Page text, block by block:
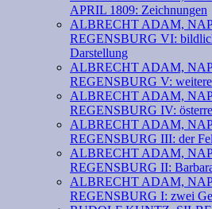
APRIL 1809: Zeichnungen
ALBRECHT ADAM,
REGENSBURG VI:
Darstellung
ALBRECHT ADAM,
REGENSBURG V:
ALBRECHT ADAM,
REGENSBURG IV:
ALBRECHT ADAM,
REGENSBURG III: der
ALBRECHT ADAM,
REGENSBURG II:
ALBRECHT ADAM,
REGENSBURG I: zwei